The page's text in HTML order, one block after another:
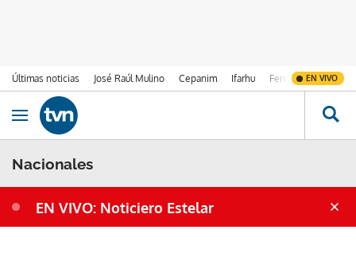
Últimas noticias José Raúl Mulino Cepanim Ifarhu Fenómeno de El
EN VIVO
Ir al contenido
Obrir navegació
Nacionales
EN VIVO: Noticiero Estelar